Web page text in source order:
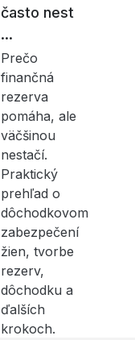
často nest
...
Prečo
finančná
rezerva
pomáha, ale
väčšinou
nestačí.
Praktický
prehľad o
dôchodkovom
zabezpečení
žien, tvorbe
rezerv,
dôchodku a
ďalších
krokoch.